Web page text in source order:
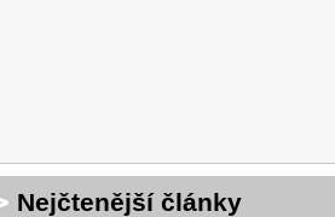
Nejčtenější články